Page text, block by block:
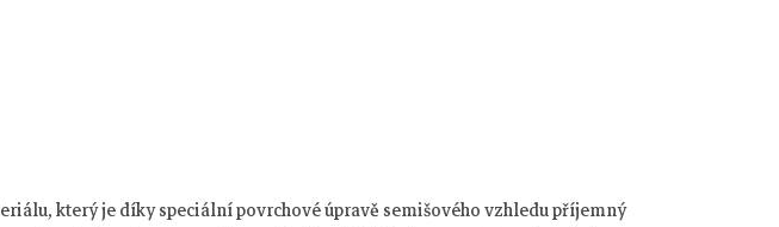
který je díky speciální povrchové úpravě semišového vzhledu příjemný